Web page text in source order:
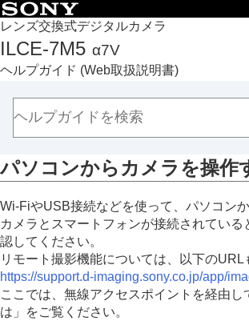
レンズ交換式デジタルカメラ
ILCE-7M5 α7V
ヘルプガイド (Web取扱説明書)
トップページ
ヘルプガイドの使いかた
必ずお読みください
本体と付属品を確認する
本機の基本操作
MENU一覧から機能を探す
撮影機能を活用する
カメラをカスタマイズする
再生する
カメラの設定を変更する
スマートフォンでできること
パソコンからカメラを操作
Wi-FiやUSB接続などを使って、パソコン
カメラとスマートフォンが接続されてい
認してください。
リモート撮影機能については、以下のURL
https://support.d-imaging.sony.co.jp/app/
ここでは、無線アクセスポイントを経由
は」をご覧ください。